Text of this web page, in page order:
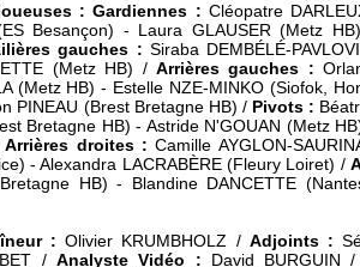
: Gardiennes : Cléopatre
Besançon) - Laura GLAUSER (Metz
gauches : Siraba DEMBÉLÉ-
(Metz HB) / Arrières gauches :
(Metz HB) - Estelle NZE-MINKO (Siofok,
PINEAU (Brest Bretagne HB) / Pivots :
Bretagne HB) - Astride N'GOUAN (Metz
Arrières droites : Camille AYGLON-
- Alexandra LACRABÈRE (Fleury Loiret) /
HB) - Blandine DANCETTE
:Olivier KRUMBHOLZ / Adjoints :
/ Analyste Vidéo : David BURGUIN /